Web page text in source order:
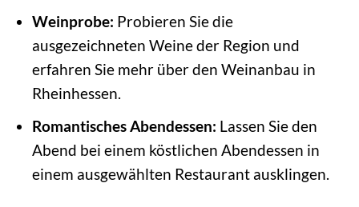
Weinprobe: Probieren Sie die
ausgezeichneten Weine der Region und
erfahren Sie mehr über den Weinanbau in
Rheinhessen.
Romantisches Abendessen: Lassen Sie den
Abend bei einem köstlichen Abendessen in
einem ausgewählten Restaurant ausklingen.